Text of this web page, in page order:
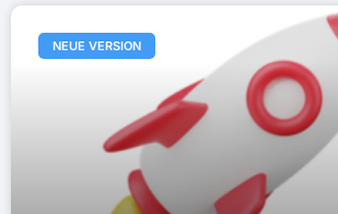
NEUE VERSION